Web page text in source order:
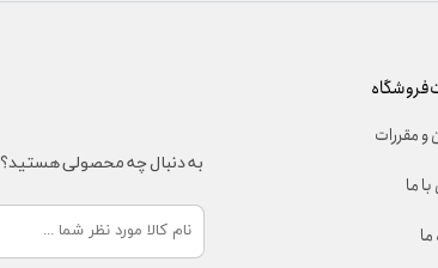
فروشگاه
و مقررات
ما
به دنبال چه محصولی هستید؟